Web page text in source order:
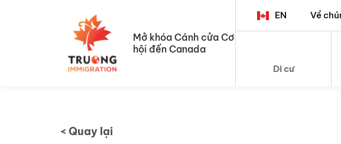
Mở khóa Cánh cửa Cơ
hội đến Canada
EN Về
Di cư
< Quay lại